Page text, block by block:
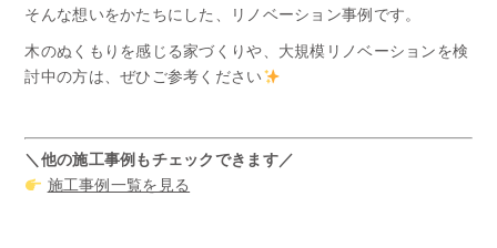
そんな想いをかたちにした、リノベーション事例です。
木のぬくもりを感じる家づくりや、大規模リノベーションを検
討中の方は、ぜひご参考ください
＼他の施工事例もチェックできます／
施工事例一覧を見る